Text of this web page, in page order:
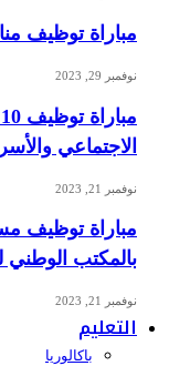
مباراة توظيف
نوفمبر 29, 2023
الاجتماعي
نوفمبر 21, 2023
مباراة توظيف
بالمكتب الوطني
نوفمبر 21, 2023
التعليم
باكالوريا